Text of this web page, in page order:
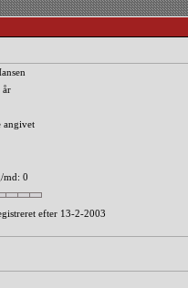
år
angivet
md: 0
efter 13-2-2003